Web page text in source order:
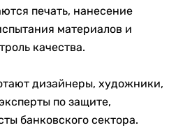
печать, нанесение
материалов и
качества.
дизайнеры, художники,
по защите,
банковского сектора.